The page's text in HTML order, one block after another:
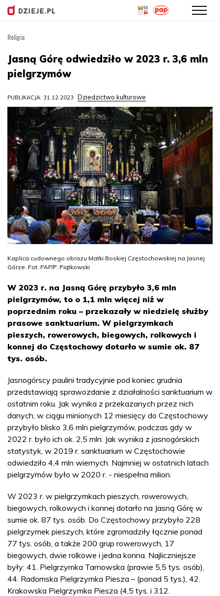
treści
Religia
Jasną Górę odwiedziło w 2023 r. 3,6 mln
pielgrzymów
PUBLIKACJA: 31.12.2023 Dziedzictwo kulturowe
Kaplica cudownego obrazu Matki Boskiej Częstochowskiej na Jasnej
Górze. Fot. PAP/P. Piątkowski
W 2023 r. na Jasną Górę przybyło 3,6 mln
pielgrzymów, to o 1,1 mln więcej niż w
poprzednim roku – przekazały w niedzielę służby
prasowe sanktuarium. W pielgrzymkach
pieszych, rowerowych, biegowych, rolkowych i
konnej do Częstochowy dotarło w sumie ok. 87
tys. osób.
Jasnogórscy paulini tradycyjnie pod koniec grudnia
przedstawiają sprawozdanie z działalności sanktuarium w
ostatnim roku. Jak wynika z przekazanych przez nich
danych, w ciągu minionych 12 miesięcy do Częstochowy
przybyło blisko 3,6 mln pielgrzymów, podczas gdy w
2022 r. było ich ok. 2,5 mln. Jak wynika z jasnogórskich
statystyk, w 2019 r. sanktuarium w Częstochowie
odwiedziło 4,4 mln wiernych. Najmniej w ostatnich latach
pielgrzymów było w 2020 r. - niespełna milion.
W 2023 r. w pielgrzymkach pieszych, rowerowych,
biegowych, rolkowych i konnej dotarło na Jasną Górę w
sumie ok. 87 tys. osób. Do Częstochowy przybyło 228
pielgrzymek pieszych, które zgromadziły łącznie ponad
77 tys. osób, a także 200 grup rowerowych, 17
biegowych, dwie rolkowe i jedna konna. Najliczniejsze
były: 41. Pielgrzymka Tarnowska (prawie 5,5 tys. osób),
44. Radomska Pielgrzymka Piesza – (ponad 5 tys.), 42.
Krakowska Pielgrzymka Piesza (4,5 tys. i 312.